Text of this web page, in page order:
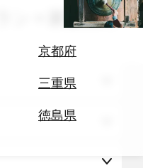
京都府
三重県
徳島県
ン × 家族旅行